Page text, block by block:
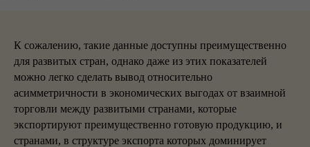
К сожалению, такие данные доступны преимущественно
для развитых стран, однако даже из этих показателей
можно легко сделать вывод относительно
асимметричности в экономических выгодах от взаимной
торговли между развитыми странами, которые
экспортируют преимущественно готовую продукцию, и
странами, в структуре экспорта которых доминирует